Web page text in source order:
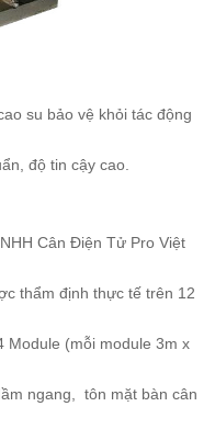
su bảo vệ khỏi tác động
độ tin cậy cao.
Cân Điện Tử Pro Việt
thẩm định thực tế trên 12
Module (mỗi module 3m x
ngang, tôn mặt bàn cân